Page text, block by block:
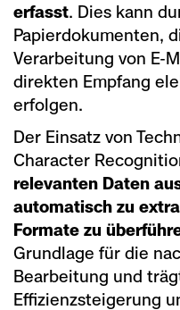
erfasst. Dies kann
Papierdokumenten,
Verarbeitung von E-
direkten Empfang
erfolgen.
Der Einsatz von
Character
relevanten Daten
automatisch zu
Formate zu
Grundlage für die
Bearbeitung und
Effizienzsteigerung